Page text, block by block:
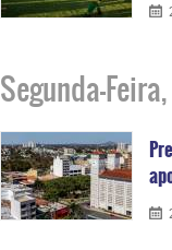
Segunda-